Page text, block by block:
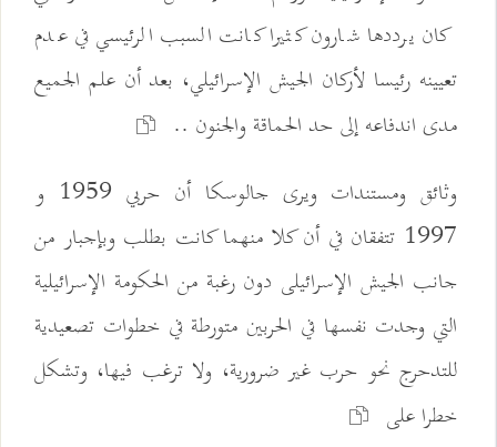
كان يرددها شارون كثيرا كانت السبب الرئيسي في عدم
تعيينه رئيسا لأركان الجيش الإسرائيلي، بعد أن علم الجميع
مدى اندفاعه إلى حد الحماقة والجنون ..
وثائق ومستندات ويرى جالوسكا أن حربي 1959 و
1997 تتفقان في أن كلا منهما كانت بطلب وبإجبار من
جانب الجيش الإسرائيلى دون رغبة من الحكومة الإسرائيلية
التي وجدت نفسها في الحربين متورطة في خطوات تصعيدية
للتدحرج نحو حرب غير ضرورية، ولا ترغب فيها، وتشكل
خطرا على